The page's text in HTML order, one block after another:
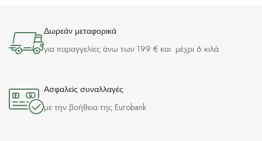
Δωρεάν μεταφορικά
για παραγγελίες άνω των 199 € και μέχρι 6 κιλά
Ασφαλείς συναλλαγές
με την βοήθεια της Eurobank